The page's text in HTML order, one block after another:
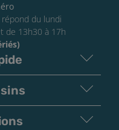
du lundi
de 13h30 à 17h